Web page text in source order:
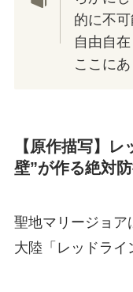
的に不
自由自
ここにあ
【原作描写】
壁”が作る絶対
聖地マリージョア
大陸「レッドライ